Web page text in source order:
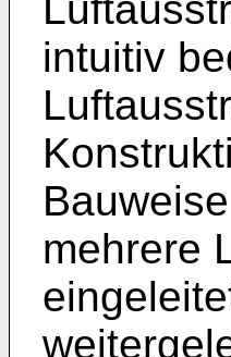
intuitiv
mehrere